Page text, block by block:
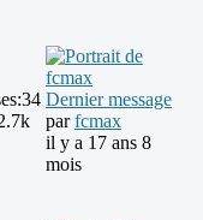
34 Dernier message
parfcmax
il y a 17 ans 8
mois